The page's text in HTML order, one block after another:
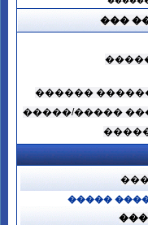
���
�����
������
�����/�����
�����
�����